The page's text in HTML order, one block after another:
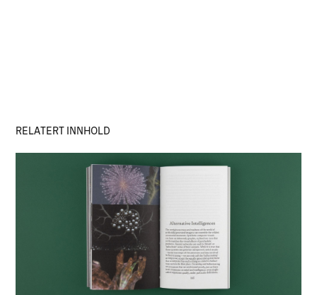
RELATERT INNHOLD